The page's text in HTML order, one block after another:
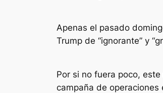
Apenas el pasado
Trump de “ignorante” y
Por si no fuera poco,
campaña de